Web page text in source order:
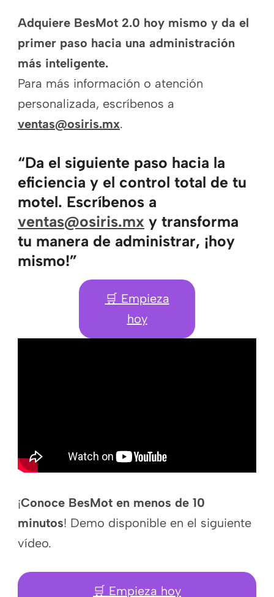
Adquiere BesMot 2.0 hoy mismo y da el
primer paso hacia una administración
más inteligente.
Para más información o atención
personalizada, escríbenos a
ventas@osiris.mx.
“Da el siguiente paso hacia la
eficiencia y el control total de tu
motel. Escríbenos a
ventas@osiris.mx y transforma
tu manera de administrar, ¡hoy
mismo!”
🛒 Empieza
hoy
¡Conoce BesMot en menos de 10
minutos! Demo disponible en el siguiente
vídeo.
🛒 Empieza hoy